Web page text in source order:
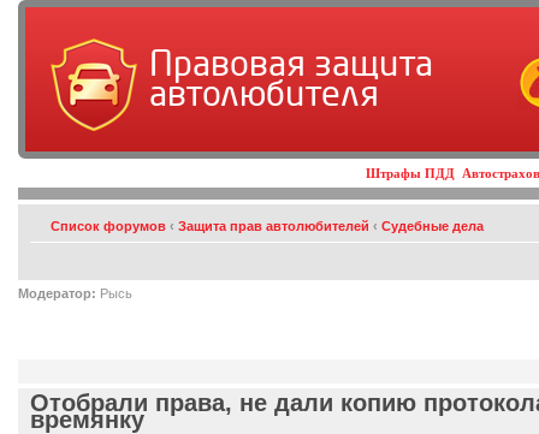
Правовая защита
автолюбителя
Штрафы ПДД
Список форумов ‹ Защита прав автолюбителей ‹ Судебные дела
Модератор: Рысь
Отобрали права, не дали копию
времянку